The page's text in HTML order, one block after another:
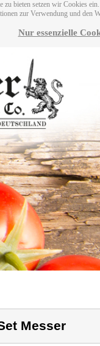
zu bieten setzen wir Cookies
zur Verwendung und den
Nur essenzielle
Messer